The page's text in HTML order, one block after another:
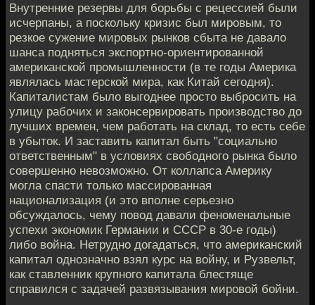
Внутренние резервы для борьбы с рецессией были
исчерпаны, а поскольку кризис был мировым, то
резкое сужение мировых рынков сбыта не давало
шанса подняться экспортно-ориентированной
американской промышленности (в те годы Америка
являлась мастерской мира, как Китай сегодня).
Капиталистам было выгоднее просто выбросить на
улицу рабочих и законсервировать производство до
лучших времен, чем работать на склад, то есть себе
в убыток. И заставить капитал быть "социально
ответственным" в условиях свободного рынка было
совершенно невозможно. От коллапса Америку
могла спасти только массированная
национализация (и это вполне серьезно
обсуждалось, чему повод давали феноменальные
успехи экономик Германии и СССР в 30-е годы)
либо война. Нетрудно догадаться, что американский
капитал однозначно взял курс на войну, и Рузвельт,
как ставленник крупного капитала блестяще
справился с задачей развязывания мировой бойни.